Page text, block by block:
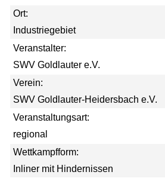
Ort:
Industriegebiet
Veranstalter:
SWV Goldlauter e.V.
Verein:
SWV Goldlauter-Heidersbach e.V.
Veranstaltungsart:
regional
Wettkampfform:
Inliner mit Hindernissen